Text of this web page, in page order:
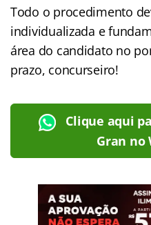
Todo o procedimento
individualizada e
área do candidato no
prazo, concurseiro!
Clique aqui
Gran no